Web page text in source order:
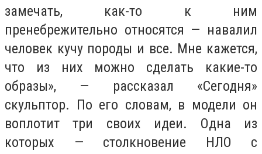
замечать, как-то к ним
пренебрежительно относятся — навалил
человек кучу породы и все. Мне кажется,
что из них можно сделать какие-то
образы», — рассказал «Сегодня»
скульптор. По его словам, в модели он
воплотит три своих идеи. Одна из
которых — столкновение НЛО с